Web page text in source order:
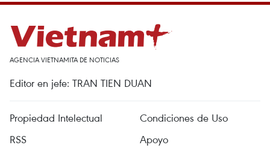
AGENCIA VIETNAMITA DE NOTICIAS
Editor en jefe: TRAN TIEN DUAN
Propiedad Intelectual
Condiciones de Uso
RSS
Apoyo